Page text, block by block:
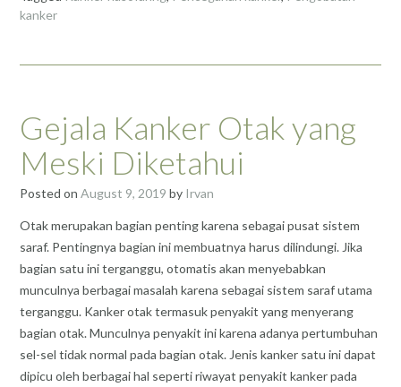
kanker
Gejala Kanker Otak yang
Meski Diketahui
Posted on August 9, 2019 by Irvan
Otak merupakan bagian penting karena sebagai pusat sistem
saraf. Pentingnya bagian ini membuatnya harus dilindungi. Jika
bagian satu ini terganggu, otomatis akan menyebabkan
munculnya berbagai masalah karena sebagai sistem saraf utama
terganggu. Kanker otak termasuk penyakit yang menyerang
bagian otak. Munculnya penyakit ini karena adanya pertumbuhan
sel-sel tidak normal pada bagian otak. Jenis kanker satu ini dapat
dipicu oleh berbagai hal seperti riwayat penyakit kanker pada